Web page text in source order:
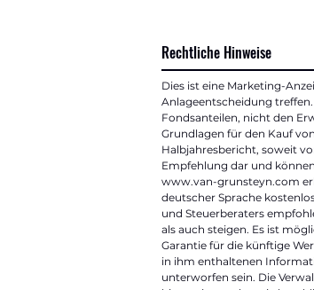
Rechtliche Hinweise
Dies ist eine Marketing-
Anlageentscheidung
Fondsanteilen, nicht den
Grundlagen für den Kauf
Halbjahresbericht, soweit
Empfehlung dar und
www.van-grunsteyn.com
deutscher Sprache
und Steuerberaters
als auch steigen. Es ist
Garantie für die künftige
in ihm enthaltenen
unterworfen sein. Die